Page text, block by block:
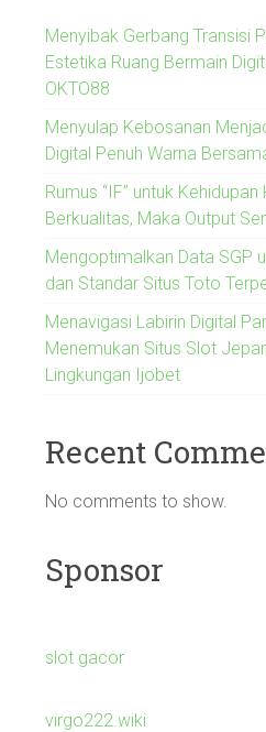
Menyibak Gerbang Transisi
Estetika Ruang Bermain
OKTO88
Menyulap Kebosanan
Digital Penuh Warna
Rumus “IF” untuk
Berkualitas, Maka Output
Mengoptimalkan Data SGP
dan Standar Situs Toto
Menavigasi Labirin Digital
Menemukan Situs Slot
Lingkungan Ijobet
Recent
No comments to show.
Sponsor
slot gacor
virgo222.wiki